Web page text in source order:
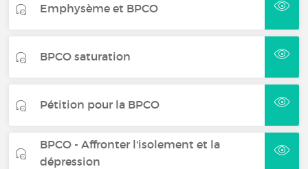
Emphysème et BPCO
BPCO saturation
Pétition pour la BPCO
BPCO - Affronter l'isolement et la
dépression